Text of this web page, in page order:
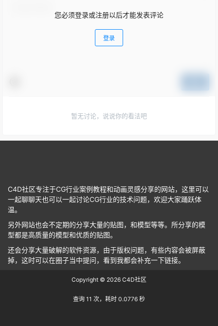
您必须登录或注册以后才能发表评论
登录
暂无讨论，说说你的看法吧
C4D社区专注于CG行业案例教程和动画灵感分享的网站，这里可以
一起聊聊天也可以一起讨论CG行业的技术问题，欢迎大家踊跃体
温。
另外网站也会不定期的分享大量的贴图，和模型等等。所分享的模
型都是高质量的模型和优质的贴图。
还会分享大量破解的软件资源，由于版权问题，有些内容会被屏蔽
掉，这时可以在圈子当中提问，看到我都会补充一下链接。
Copyright © 2026 C4D社区
查询 11 次，耗时 0.0776 秒